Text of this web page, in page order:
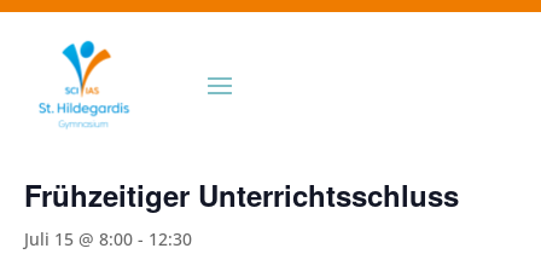
« Alle Veranstaltungen
Diese Veranstaltung hat bereits stattgefunden.
Frühzeitiger Unterrichtsschluss
Juli 15 @ 8:00 - 12:30